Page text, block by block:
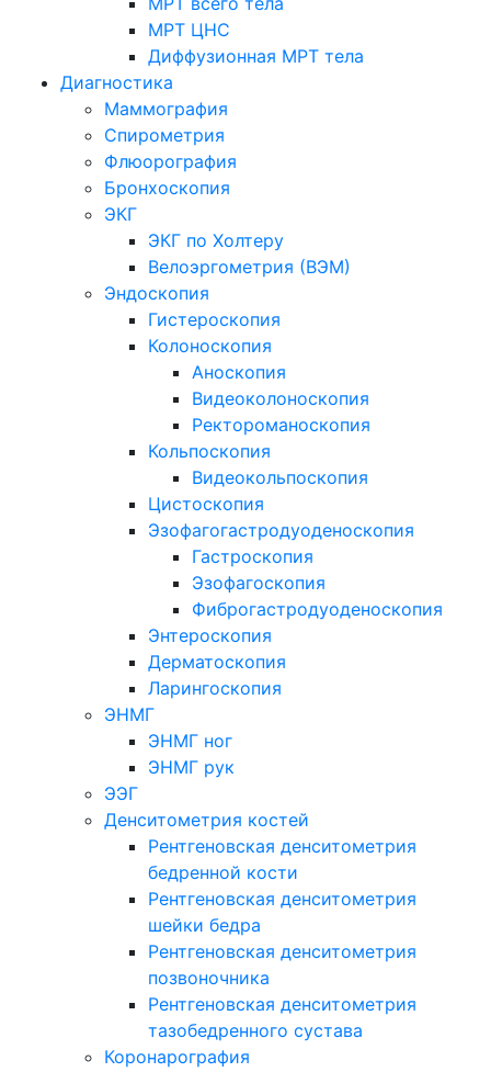
МРТ ЦНС
Диффузионная МРТ тела
Диагностика
Маммография
Спирометрия
Флюорография
Бронхоскопия
ЭКГ
ЭКГ по Холтеру
Велоэргометрия (ВЭМ)
Эндоскопия
Гистероскопия
Колоноскопия
Аноскопия
Видеоколоноскопия
Ректороманоскопия
Кольпоскопия
Видеокольпоскопия
Цистоскопия
Эзофагогастродуоденоскопия
Гастроскопия
Эзофагоскопия
Фиброгастродуоденоскопия
Энтероскопия
Дерматоскопия
Ларингоскопия
ЭНМГ
ЭНМГ ног
ЭНМГ рук
ЭЭГ
Денситометрия костей
Рентгеновская денситометрия
бедренной кости
Рентгеновская денситометрия
шейки бедра
Рентгеновская денситометрия
позвоночника
Рентгеновская денситометрия
тазобедренного сустава
Коронарография